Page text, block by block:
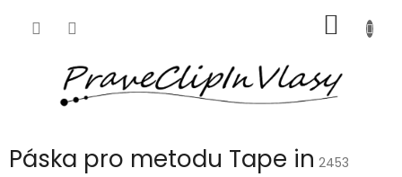
KOŠÍK
Páska pro metodu Tape in 2453